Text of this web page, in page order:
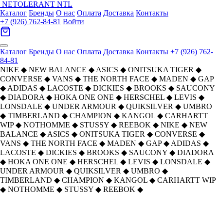
NETOLERANT NTL
Каталог Бренды О нас Оплата Доставка Контакты
+7 (926) 762-84-81 Войти
Каталог Бренды О нас Оплата Доставка Контакты +7 (926) 762-
84-81
NIKE ◆ NEW BALANCE ◆ ASICS ◆ ONITSUKA TIGER ◆
CONVERSE ◆ VANS ◆ THE NORTH FACE ◆ MADEN ◆ GAP
◆ ADIDAS ◆ LACOSTE ◆ DICKIES ◆ BROOKS ◆ SAUCONY
◆ DIADORA ◆ HOKA ONE ONE ◆ HERSCHEL ◆ LEVIS ◆
LONSDALE ◆ UNDER ARMOUR ◆ QUIKSILVER ◆ UMBRO
◆ TIMBERLAND ◆ CHAMPION ◆ KANGOL ◆ CARHARTT
WIP ◆ NOTHOMME ◆ STUSSY ◆ REEBOK ◆ NIKE ◆ NEW
BALANCE ◆ ASICS ◆ ONITSUKA TIGER ◆ CONVERSE ◆
VANS ◆ THE NORTH FACE ◆ MADEN ◆ GAP ◆ ADIDAS ◆
LACOSTE ◆ DICKIES ◆ BROOKS ◆ SAUCONY ◆ DIADORA
◆ HOKA ONE ONE ◆ HERSCHEL ◆ LEVIS ◆ LONSDALE ◆
UNDER ARMOUR ◆ QUIKSILVER ◆ UMBRO ◆
TIMBERLAND ◆ CHAMPION ◆ KANGOL ◆ CARHARTT WIP
◆ NOTHOMME ◆ STUSSY ◆ REEBOK ◆